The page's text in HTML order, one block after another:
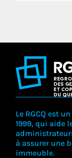
Le RGCQ est
1999, qui aide
à assurer une
immeuble.